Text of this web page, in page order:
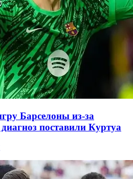
Барселоны из-за
диагноз поставили Куртуа